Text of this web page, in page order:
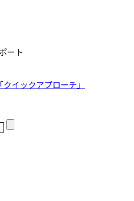
ート
イックアプローチ」